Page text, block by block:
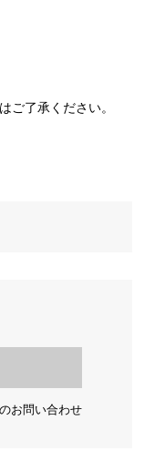
ご了承ください。
お問い合わせ